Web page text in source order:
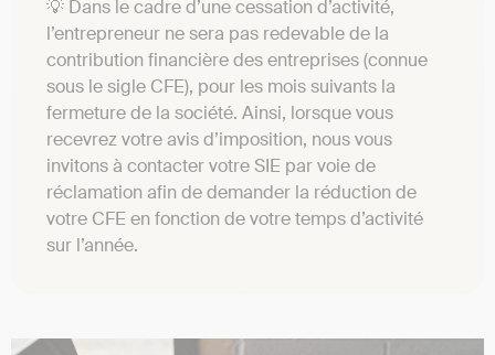
💡 Dans le cadre d’une cessation d’activité,
l’entrepreneur ne sera pas redevable de la
contribution financière des entreprises (connue
sous le sigle CFE), pour les mois suivants la
fermeture de la société. Ainsi, lorsque vous
recevrez votre avis d’imposition, nous vous
invitons à contacter votre SIE par voie de
réclamation afin de demander la réduction de
votre CFE en fonction de votre temps d’activité
sur l’année.